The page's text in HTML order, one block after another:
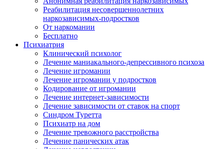
Реабилитация несовершеннолетних
наркозависимых-подростков
От наркомании
Бесплатно
Психиатрия
Клинический психолог
Лечение маниакального-депрессивного психоза
Лечение игромании
Лечение игромании у подростков
Кодирование от игромании
Лечение интернет-зависимости
Лечение зависимости от ставок на спорт
Синдром Туретта
Психиатр на дом
Лечение тревожного расстройства
Лечение панических атак